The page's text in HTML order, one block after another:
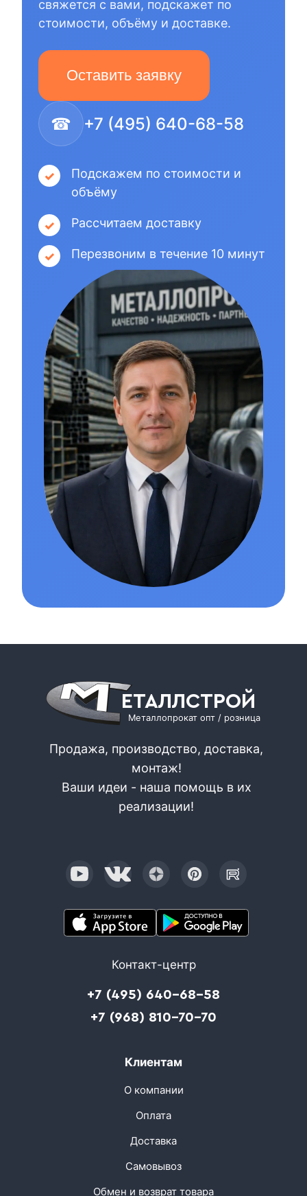
свяжется с вами, подскажет по
стоимости, объёму и доставке.
Оставить заявку
☎ +7 (495) 640-68-58
Подскажем по стоимости и
объёму
Рассчитаем доставку
Перезвоним в течение 10 минут
ЕТАЛЛСТРОЙ
Металлопрокат опт / розница
Продажа, производство, доставка,
монтаж!
Ваши идеи - наша помощь в их
реализации!
Контакт-центр
+7 (495) 640-68-58
+7 (968) 810-70-70
Клиентам
О компании
Оплата
Доставка
Самовывоз
Обмен и возврат товара